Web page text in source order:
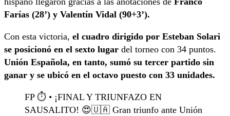
Farías (28’) y Valentín Vidal (90+3’).
Con esta victoria, el cuadro dirigido por Esteban Solari
se posicionó en el sexto lugar del torneo con 34 puntos.
Unión Española, en tanto, sumó su tercer partido sin
ganar y se ubicó en el octavo puesto con 33 unidades.
FP ⏱️ • ¡FINAL Y TRIUNFAZO EN
SAUSALITO! 😍🇺🇦 Gran triunfo ante Unión